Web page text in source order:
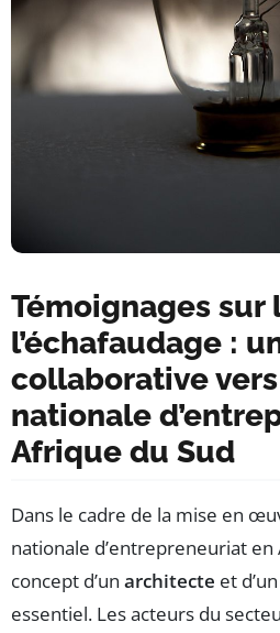
Témoignages sur
l’échafaudage :
collaborative
nationale
Afrique du Sud
Dans le cadre de la mise en
nationale d’entrepreneuriat en
concept d’un architecte et d’un
essentiel. Les acteurs du